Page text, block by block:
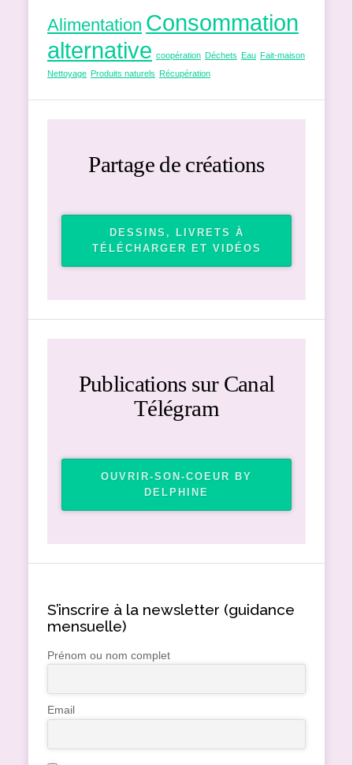
Alimentation Consommation
alternative coopération Déchets Eau Fait-maison
Nettoyage Produits naturels Récupération
Partage de créations
DESSINS, LIVRETS À
TÉLÉCHARGER ET VIDÉOS
Publications sur Canal
Télégram
OUVRIR-SON-COEUR BY
DELPHINE
S’inscrire à la newsletter (guidance
mensuelle)
Prénom ou nom complet
Email